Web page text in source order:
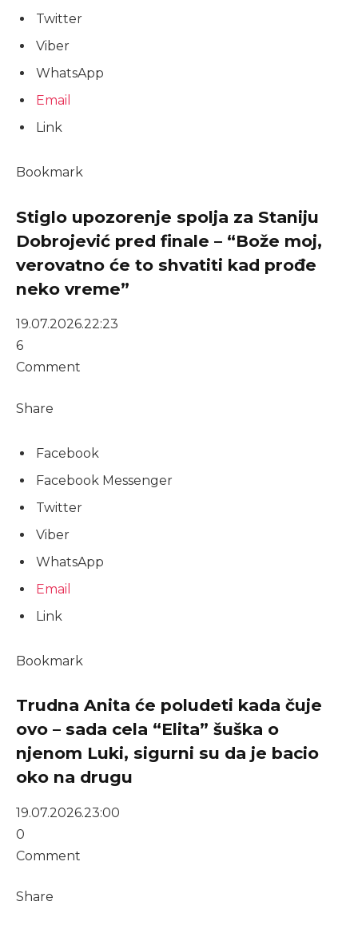
Twitter
Viber
WhatsApp
Email
Link
Bookmark
Stiglo upozorenje spolja za Staniju
Dobrojević pred finale – “Bože moj,
verovatno će to shvatiti kad prođe
neko vreme”
19.07.2026.22:23
6
Comment
Share
Facebook
Facebook Messenger
Twitter
Viber
WhatsApp
Email
Link
Bookmark
Trudna Anita će poludeti kada čuje
ovo – sada cela “Elita” šuška o
njenom Luki, sigurni su da je bacio
oko na drugu
19.07.2026.23:00
0
Comment
Share